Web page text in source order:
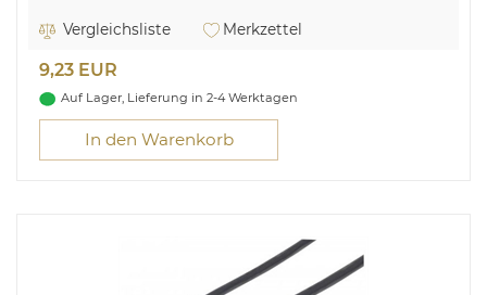
Geschirmt
Vergleichsliste Merkzettel
9,23 EUR
Auf Lager, Lieferung in 2-4 Werktagen
In den Warenkorb